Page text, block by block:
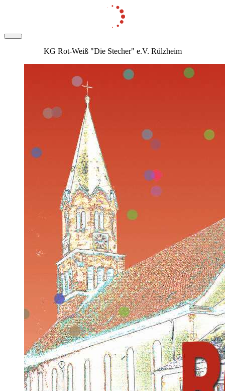
KG Rot-Weiß "Die Stecher" e.V. Rülzheim